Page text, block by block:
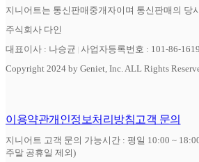
지니어트는 통신판매중개자이며 통신판매의 당
주식회사 다인
대표이사 : 나승균 사업자등록번호 : 101-86-
Copyright 2024 by Geniet, Inc. ALL Rights
이용약관개인정보처리방침고객 문의
지니어트 고객 문의 가능시간 : 평일 10:00 ~
주말 공휴일 제외)